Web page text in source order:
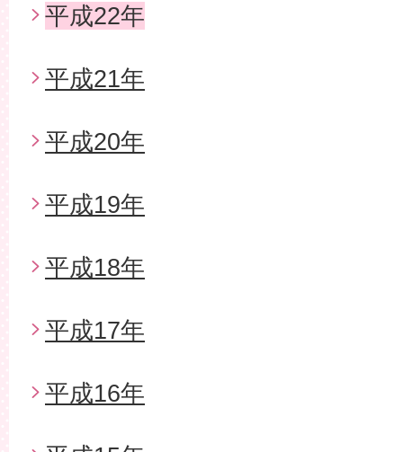
平成22年
平成21年
平成20年
平成19年
平成18年
平成17年
平成16年